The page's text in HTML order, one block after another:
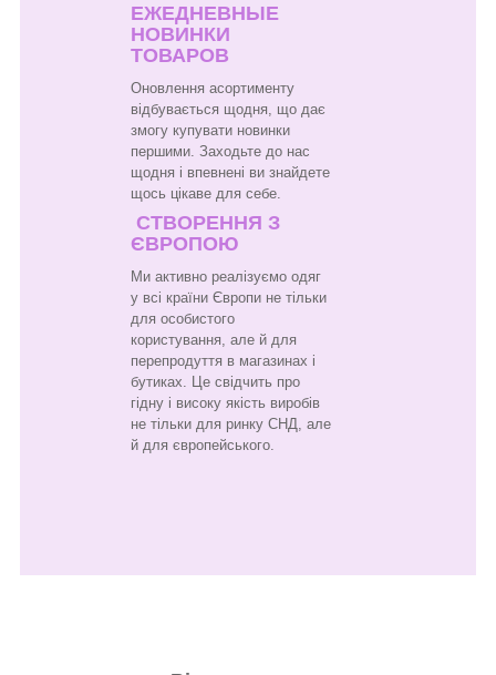
ЕЖЕДНЕВНЫЕ
НОВИНКИ
ТОВАРОВ
Оновлення асортименту
відбувається щодня, що дає
змогу купувати новинки
першими. Заходьте до нас
щодня і впевнені ви знайдете
щось цікаве для себе.
СТВОРЕННЯ З
ЄВРОПОЮ
Ми активно реалізуємо одяг
у всі країни Європи не тільки
для особистого
користування, але й для
перепродуття в магазинах і
бутиках. Це свідчить про
гідну і високу якість виробів
не тільки для ринку СНД, але
й для європейського.